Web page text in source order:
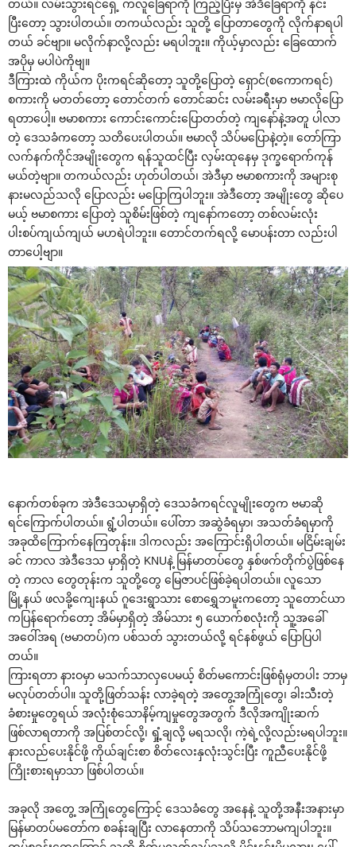
တယ်။ လမ်းသွားရင်‌ရှေ့ ကလူ‌ခြေရာကို ကြည့်ပြီးမှ အဲဒီ‌ခြေရာကို နင်း
ပြီး‌တော့ သွားပါတယ်။ တကယ်လည်း သူတို့ ‌ပြောတာ‌တွေကို လိုက်နာရပါ
တယ် ခင်ဗျာ။ မလိုက်နာလို့လည်း မရပါဘူး။ ကိုယ့်မှာလည်း ‌ခြေ‌ထောက်
အပိုမှ မပါပဲကိုဗျ။
ဒီကြားထဲ ကိုယ်က ပိုးကရင်ဆို‌တော့ သူတို့‌ပြောတဲ့ ‌ရှောင်(စ‌ကောကရင်)
စကားကို မတတ်‌တော့ ‌တောင်တက် ‌တောင်ဆင်း လမ်းခရီးမှာ ဗမာလို‌ပြော
ရတာ‌ပေါ့။ ဗမာစကား ‌ကောင်း‌ကောင်း‌ပြောတတ်တဲ့ ကျ‌နော်နဲ့အတူ ပါလာ
တဲ့ ‌ဒေသခံက‌တော့ သတိ‌ပေးပါတယ်။ ဗမာလို သိပ်မ‌ပြောနဲ့တဲ့။ ‌တော်ကြာ
လက်နက်ကိုင်အမျိုး‌တွေက ရန်သူထင်ပြီး လှမ်းထု‌နေမှ ဒုက္ခ‌ရောက်ကုန်
မယ်တဲ့ဗျာ။ တကယ်လည်း ဟုတ်ပါတယ်၊ အဲဒီမှာ ဗမာစကားကို အများစု
နားမလည်သလို ‌ပြောလည်း မ‌ပြောကြပါဘူး။ အဲဒီ‌တော့ အမျိုး‌တွေ ဆို‌ပေ
မယ့် ဗမာစကား ‌ပြောတဲ့ သူစိမ်းဖြစ်တဲ့ ကျ‌နော်က‌တော့ တစ်လမ်းလုံး
ပါးစပ်ကျယ်ကျယ် မဟရဲပါဘူး။ ‌တောင်တက်ရလို့ ‌မောပန်းတာ လည်းပါ
တာ‌ပေါ့ဗျာ။
‌နောက်တစ်ခုက အဲဒီ‌ဒေသမှာရှိတဲ့ ‌ဒေသခံကရင်လူမျိုး‌တွေက ဗမာဆို
ရင်‌ကြောက်ပါတယ်။ ရွံ့ပါတယ်။ ‌ပေါ်တာ အဆွဲခံရမှာ၊ အသတ်ခံရမှာကို
အခုထိ‌ကြောက်‌နေကြတုန်း။ ဒါကလည်း အ‌ကြောင်းရှိပါတယ်။ မငြိမ်းချမ်း
ခင် ကာလ အဲဒီ‌ဒေသ မှာရှိတဲ့ KNUနဲ့ မြန်မာတပ်‌တွေ နှစ်ဖက်တိုက်ပွဲဖြစ်‌နေ
တဲ့ ကာလ ‌တွေတုန်းက သူတို့‌တွေ ‌မြေဇာပင်ဖြစ်ခဲ့ရပါတယ်။ လူ‌သော
မြို့နယ် ဖလခို့‌ကျေးနယ် ဂူ‌ဒေးရွာသား ‌စော‌ရွှေဘမူးက‌တော့ သူ‌တောင်ယာ
ကပြန်‌ရောက်‌တော့ အိမ်မှာရှိတဲ့ အိမ်သား ၅ ‌ယောက်စလုံးကို သူ့အ‌ခေါ်
အ‌ဝေါ်အရ (ဗမာတပ်)က ပစ်သတ် သွားတယ်လို့ ရင်နစ်ဖွယ် ‌ပြောပြပါ
တယ်။
ကြားရတာ နားဝမှာ မသက်သာလှ‌ပေမယ့် စိတ်မ‌ကောင်းဖြစ်ရုံမှတပါး ဘာမှ
မလုပ်တတ်ပါ။ သူတို့ဖြတ်သန်း လာခဲ့ရတဲ့ အ‌တွေ့အကြုံ‌တွေ၊ ခါးသီးတဲ့
ခံစားမှု‌တွေရယ် အလုံးစုံ‌သောနိမ့်ကျမှု‌တွေအတွက် ဒီလိုအကျိုးဆက်
ဖြစ်လာရတာကို အပြစ်တင်လို့၊ ရှုံ့ချလို့ မရသလို၊ ကဲ့ရဲ့လို့လည်းမရပါဘူး။
နားလည်‌ပေးနိုင်ဖို့ ကိုယ်ချင်းစာ စိတ်‌လေးနှလုံးသွင်းပြီး ကူညီ‌ပေးနိုင်ဖို့
ကြိုးစားရမှာသာ ဖြစ်ပါတယ်။
အခုလို အ‌တွေ့ အကြုံ‌တွေ‌ကြောင့် ‌ဒေသခံ‌တွေ အ‌နေနဲ့ သူတို့အနီးအနားမှာ
မြန်မာတပ်မ‌တော်က စခန်းချပြီး လာ‌နေတာကို သိပ်သ‌ဘောမကျပါဘူး။